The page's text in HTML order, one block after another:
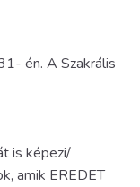
én. A Szakrális
is képezi/
amik EREDET